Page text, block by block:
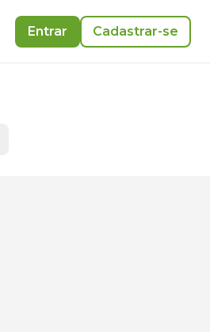
Entrar Cadastrar-se